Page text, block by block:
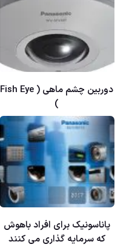
دوربین چشم ماهی ( Fish Eye
)
پاناسونيک برای افراد باهوش
كه سرمايه گذاری می كنند